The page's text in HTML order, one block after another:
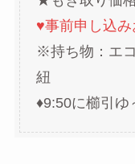
♥事前申し込み
※持ち物：エ
紐
♦9:50に櫛引ゆ